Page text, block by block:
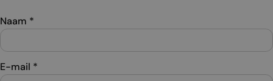
Naam *
E-mail *